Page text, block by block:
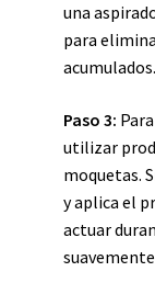
una
para
acumulados.
Paso 3:
utilizar
moquetas.
y aplica el
actuar